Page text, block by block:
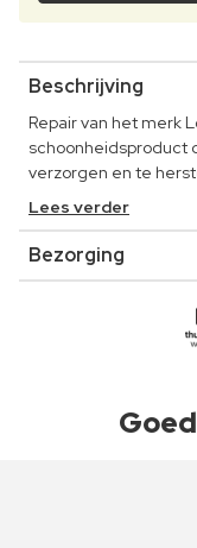
Beschrijving
Repair van het merk
schoonheidsproduct
verzorgen en te
Lees verder
Bezorging